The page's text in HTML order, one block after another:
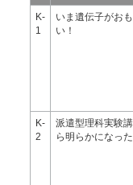
K-
1
いま遺伝子がお
い！
K-
2
派遣型理科実験
ら明らかになっ